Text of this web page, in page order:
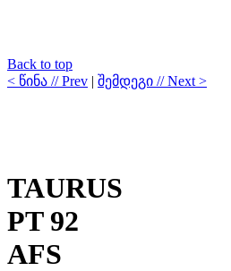
Back to top
< წინა // Prev | შემდეგი // Next >
TAURUS
PT 92
AFS